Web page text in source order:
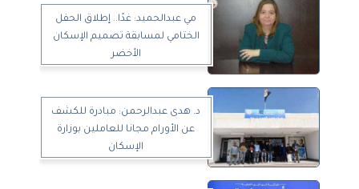
مي عبدالحميد: غدًا.. إطلاق الحفل
الختامي لمسابقة تصميم الإسكان
الأخضر
د. هدى عبدالرحمن: مبادرة للكشف
عن الأورام مجانا للعاملين بوزارة
الإسكان